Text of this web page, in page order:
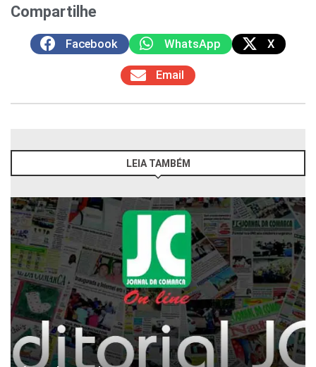
Compartilhe
Facebook WhatsApp X
Email
LEIA TAMBÉM